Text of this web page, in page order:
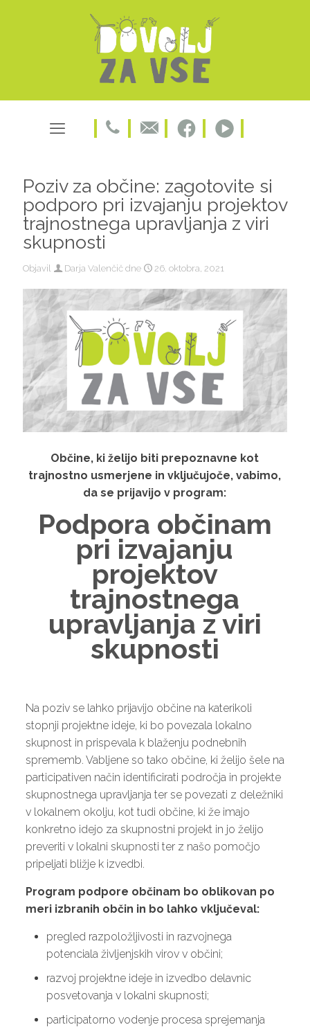
Poziv za občine: zagotovite si
podporo pri izvajanju projektov
trajnostnega upravljanja z viri
skupnosti
Objavil Darja Valenčič dne 26. oktobra, 2021
Občine, ki želijo biti prepoznavne kot
trajnostno usmerjene in vključujoče, vabimo,
da se prijavijo v program:
Podpora občinam
pri izvajanju
projektov
trajnostnega
upravljanja z viri
skupnosti
Na poziv se lahko prijavijo občine na katerikoli
stopnji projektne ideje, ki bo povezala lokalno
skupnost in prispevala k blaženju podnebnih
sprememb. Vabljene so tako občine, ki želijo šele na
participativen način identificirati področja in projekte
skupnostnega upravljanja ter se povezati z deležniki
v lokalnem okolju, kot tudi občine, ki že imajo
konkretno idejo za skupnostni projekt in jo želijo
preveriti v lokalni skupnosti ter z našo pomočjo
pripeljati bližje k izvedbi.
Program podpore občinam bo oblikovan po
meri izbranih občin in bo lahko vključeval:
pregled razpoložljivosti in razvojnega
potenciala življenjskih virov v občini;
razvoj projektne ideje in izvedbo delavnic
posvetovanja v lokalni skupnosti;
participatorno vodenje procesa sprejemanja